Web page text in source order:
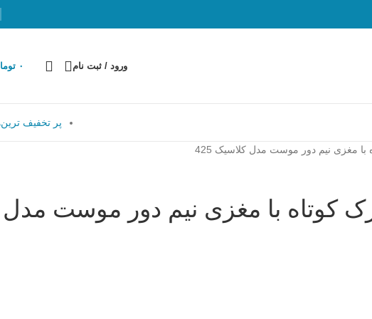
ورود / ثبت نام ۰
پر تخفیف
مغزی نیم دور موست مدل کلاسیک 425
کوتاه با مغزی نیم دور موست مدل